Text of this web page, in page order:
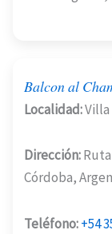
Balcon al
Localidad:Villa
Dirección:
Córdoba,
Teléfono:+54